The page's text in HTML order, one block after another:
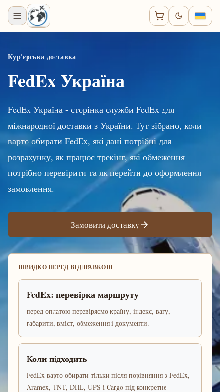
Кур'єрська доставка
FedEx Україна
FedEx Україна - сторінка служби FedEx для
міжнародної доставки з України. Тут зібрано, коли
варто обирати FedEx, які дані потрібні для
розрахунку, як працює трекінг, які обмеження
потрібно перевірити та як перейти до оформлення
замовлення.
Замовити доставку
ШВИДКО ПЕРЕД ВІДПРАВКОЮ
FedEx: перевірка маршруту
перед оплатою перевіряємо країну, індекс, вагу,
габарити, вміст, обмеження і документи.
Коли підходить
FedEx варто обирати тільки після порівняння з FedEx,
Aramex, TNT, DHL, UPS і Cargo під конкретне